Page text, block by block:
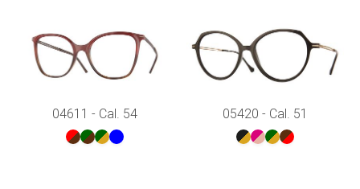
04611 - Cal. 54 05420 - Cal. 51